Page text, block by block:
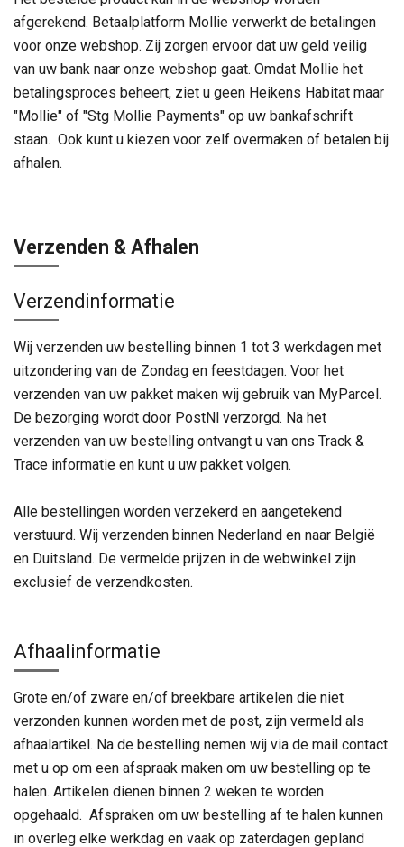
afgerekend. Betaalplatform Mollie verwerkt de betalingen
voor onze webshop. Zij zorgen ervoor dat uw geld veilig
van uw bank naar onze webshop gaat. Omdat Mollie het
betalingsproces beheert, ziet u geen Heikens Habitat maar
"Mollie" of "Stg Mollie Payments" op uw bankafschrift
staan. Ook kunt u kiezen voor zelf overmaken of betalen bij
afhalen.
Verzenden & Afhalen
Verzendinformatie
Wij verzenden uw bestelling binnen 1 tot 3 werkdagen met
uitzondering van de Zondag en feestdagen. Voor het
verzenden van uw pakket maken wij gebruik van MyParcel.
De bezorging wordt door PostNl verzorgd. Na het
verzenden van uw bestelling ontvangt u van ons Track &
Trace informatie en kunt u uw pakket volgen.
Alle bestellingen worden verzekerd en aangetekend
verstuurd. Wij verzenden binnen Nederland en naar België
en Duitsland. De vermelde prijzen in de webwinkel zijn
exclusief de verzendkosten.
Afhaalinformatie
Grote en/of zware en/of breekbare artikelen die niet
verzonden kunnen worden met de post, zijn vermeld als
afhaalartikel. Na de bestelling nemen wij via de mail contact
met u op om een afspraak maken om uw bestelling op te
halen. Artikelen dienen binnen 2 weken te worden
opgehaald. Afspraken om uw bestelling af te halen kunnen
in overleg elke werkdag en vaak op zaterdagen gepland